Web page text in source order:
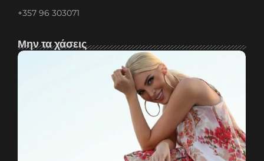
+357 96 303071
Μην τα χάσεις